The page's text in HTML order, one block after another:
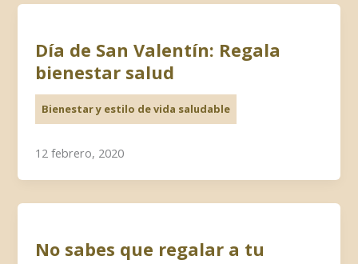
Día de San Valentín: Regala
bienestar salud
Bienestar y estilo de vida saludable
12 febrero, 2020
No sabes que regalar a tu